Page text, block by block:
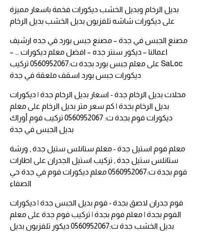
بديل الرخام وبديل الخشب ديكورات فخمة باسعار مميزة
على ديكورات شاشه تلفزيون بديل الخشب بديل الرخام
مصنع الجبس في جدة – مصنع جبس بورد في جده ارشيف
اعمالنا – ديكور سنتر جده – افضل معلم ديكورات … –
SaLoc على
معلم جبس بورد بجدة ت:0560952067 تركيب
ديكورات جبس بورد اسقف ملعقة في جدة
محلات بديل الرخام جدة - اسعار بديل الرخام جدة | ديكورات
بديل الرخام بجدة | كم سعر متر بديل الرخام على معلم
ديكورات فوم بجدة ت: 0560952067 تركيب فوم أوراك
بديل الجبس في جدة
معلم فوم استيل جدة - معلم ستانلس ستيل جدة , ورشة
ستانلس ستيل جدة , تركيب استيل الجدران على اطارات
فوم بجدة ت:0560952067 معلم ديكورات فوم في جدة حي
الصفاء
فوم جدران لاصق بجدة - فوم بديل الجبس جدة | ديكورات
الفوم بجدة | معلم فوم بجدة | تركيب فوم جدة على معلم
بديل الخشب جدة ت:0560952067 ديكور تلفزيون بديل